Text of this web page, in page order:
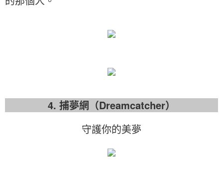
4. 捕夢網（Dreamcatcher）
守護你的美夢